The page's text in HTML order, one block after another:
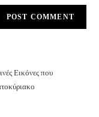
Εικόνες που